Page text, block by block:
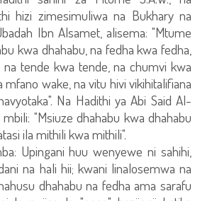
hizi zimesimuliwa na Bukhary na
Ibn Alsamet, alisema: "Mtume
kwa dhahabu, na fedha kwa fedha,
tende kwa tende, na chumvi kwa
wake, na vitu hivi vikihitalifiana
Na Hadithi ya Abi Said Al-
"Msiuze dhahabu kwa dhahabu
ila mithili kwa mithili".
Upingani huu wenyewe ni sahihi,
na hali hii; kwani linalosemwa na
dhahabu na fedha ama sarafu